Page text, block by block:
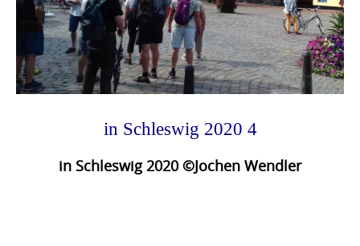
in Schleswig 2020 4
in Schleswig 2020 ©Jochen Wendler